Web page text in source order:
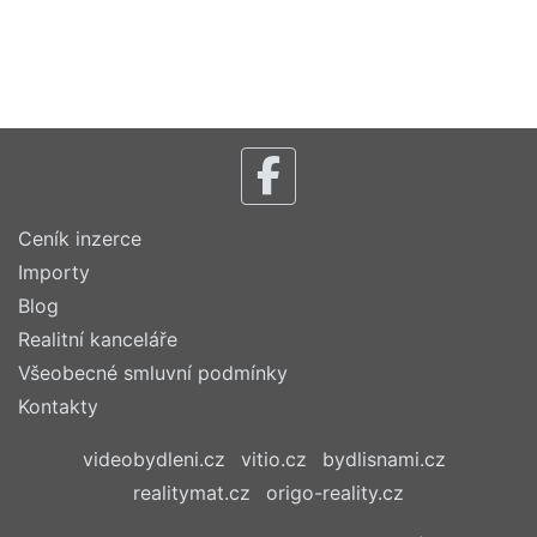
Ceník inzerce
Importy
Blog
Realitní kanceláře
Všeobecné smluvní podmínky
Kontakty
videobydleni.cz vitio.cz
bydlisnami.cz
realitymat.cz
origo-reality.cz